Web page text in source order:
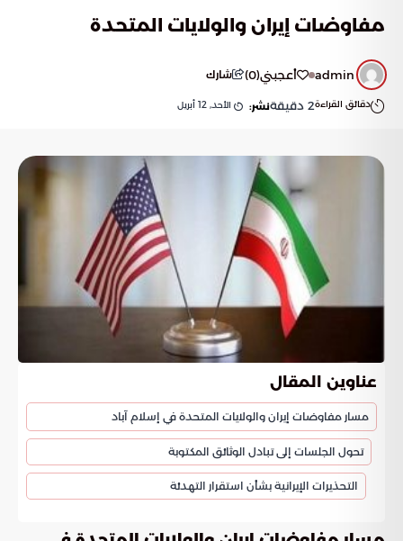
مفاوضات إيران والولايات المتحدة
admin أعجبني(
0
) شارك
دقائق القراءة2 دقيقةنشر: الأحد, 12 أبريل
عناوين المقال
مسار مفاوضات إيران والولايات المتحدة في إسلام آباد
تحول الجلسات إلى تبادل الوثائق المكتوبة
التحذيرات الإيرانية بشأن استقرار التهدئة